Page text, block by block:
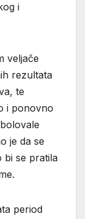
i
veljače
rezultata
te
i ponovno
je da se
bi se pratila
period